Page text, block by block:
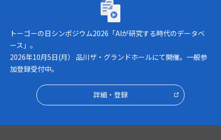
トーゴーの日シンポジウム2026「AIが研究
トーゴーの日シンポジウム2026「AIが研究する時代のデータベ
ース」。
2026年10月5日(月） 品川ザ・グランドホールにて開催。一般参
加登録受付中。
詳細・登録